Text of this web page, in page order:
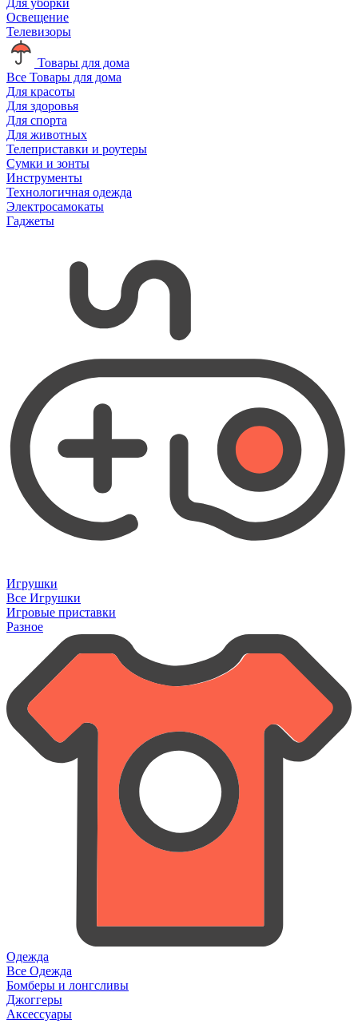
Освещение
Телевизоры
Товары для дома
Все Товары для дома
Для красоты
Для здоровья
Для спорта
Для животных
Телеприставки и роутеры
Сумки и зонты
Инструменты
Технологичная одежда
Электросамокаты
Гаджеты
Игрушки
Все Игрушки
Игровые приставки
Разное
Одежда
Все Одежда
Бомберы и лонгсливы
Джоггеры
Аксессуары